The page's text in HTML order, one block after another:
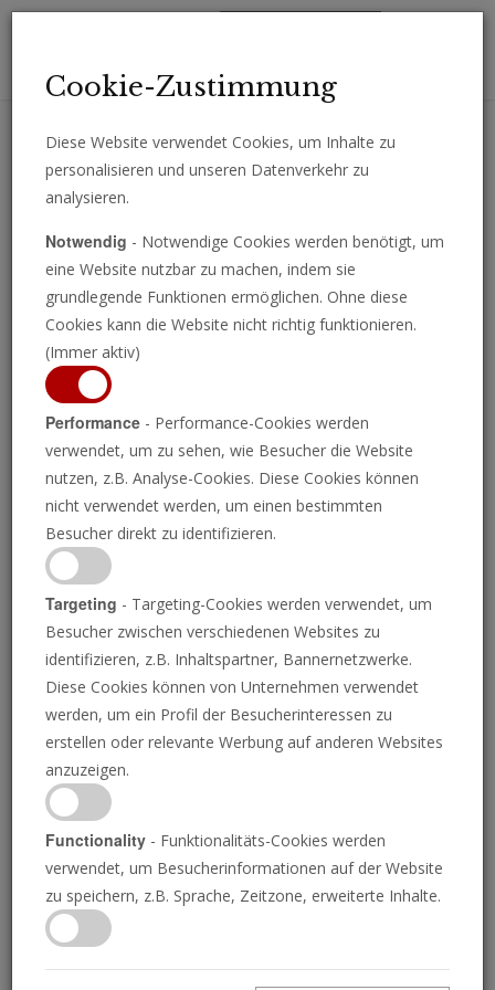
Erhalten Sie wichtige Analysen, Kommentare und Nachrichten
Erdoğan droht mit
totalem Krieg gegen
Kurden in Syrien und
Irak
JOSUE MICHELS • 25.11.2022
T ürkische Kampfjets haben am Wochenende
militärische Stellungen im Irak und in Syrien
bombardiert. Der türkische Präsident Recep Tayyip
Erdoğan deutete an, dass dies nur der Beginn eines
groß angelegten Krieges gegen die Kurden sein
könnte, eine Gruppe unabhängiger Völker, die in dem
Gebiet ansässig sind.
Seit ein paar Tagen liegen wir den Terroristen
mit unseren Flugzeugen, Geschützen und
Cookie-Zustimmung
Diese Website verwendet Cookies, um Inhalte zu
personalisieren und unseren Datenverkehr zu
analysieren.
Notwendig - Notwendige Cookies werden benötigt, um
eine Website nutzbar zu machen, indem sie
grundlegende Funktionen ermöglichen. Ohne diese
Cookies kann die Website nicht richtig funktionieren.
(Immer aktiv)
Performance - Performance-Cookies werden
verwendet, um zu sehen, wie Besucher die Website
nutzen, z.B. Analyse-Cookies. Diese Cookies können
nicht verwendet werden, um einen bestimmten
Besucher direkt zu identifizieren.
Targeting - Targeting-Cookies werden verwendet, um
Besucher zwischen verschiedenen Websites zu
identifizieren, z.B. Inhaltspartner, Bannernetzwerke.
Diese Cookies können von Unternehmen verwendet
werden, um ein Profil der Besucherinteressen zu
erstellen oder relevante Werbung auf anderen Websites
anzuzeigen.
Functionality - Funktionalitäts-Cookies werden
verwendet, um Besucherinformationen auf der Website
zu speichern, z.B. Sprache, Zeitzone, erweiterte Inhalte.